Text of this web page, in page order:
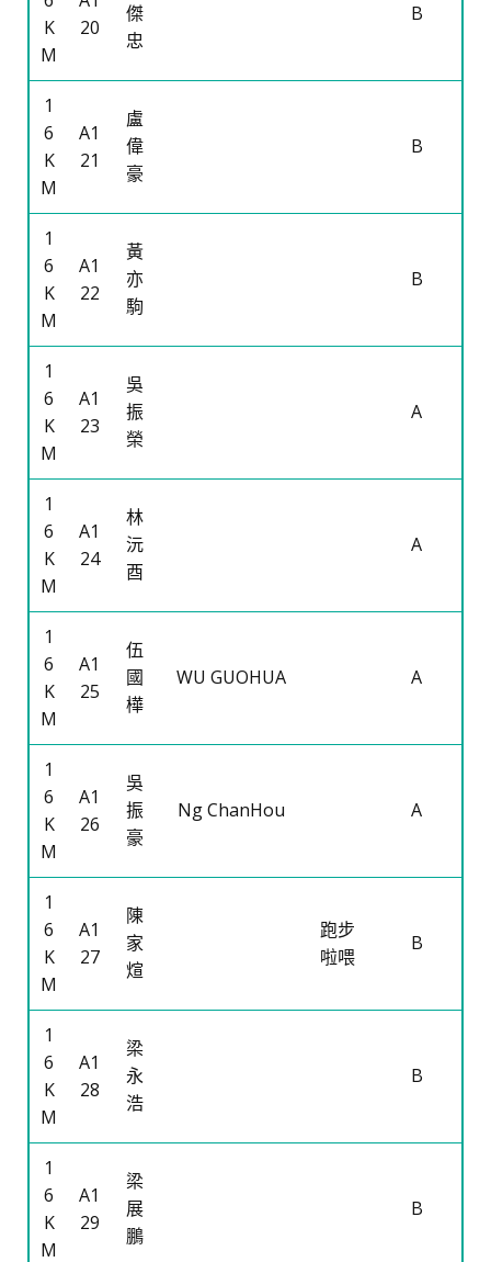
K
M
20
傑
忠
B
1
6
K
M
A1
21
盧
偉
豪
B
1
6
K
M
A1
22
黃
亦
駒
B
1
6
K
M
A1
23
吳
振
榮
A
1
6
K
M
A1
24
林
沅
酉
A
1
6
K
M
A1
25
伍
國
樺
WU GUOHUA A
1
6
K
M
A1
26
吳
振
豪
Ng ChanHou A
1
6
K
M
A1
27
陳
家
煊
跑步
啦喂
B
1
6
K
M
A1
28
梁
永
浩
B
1
6
K
M
A1
29
梁
展
鵬
B